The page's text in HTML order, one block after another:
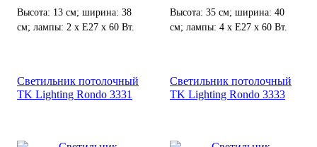
Высота: 13 см; ширина: 38
см; лампы: 2 х Е27 х 60 Вт.
Высота: 35 см; ширина: 40
см; лампы: 4 х Е27 х 60 Вт.
Светильник потолочный
TK Lighting Rondo 3331
Светильник потолочный
TK Lighting Rondo 3333